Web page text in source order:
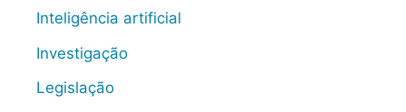
Inteligência artificial
Investigação
Legislação